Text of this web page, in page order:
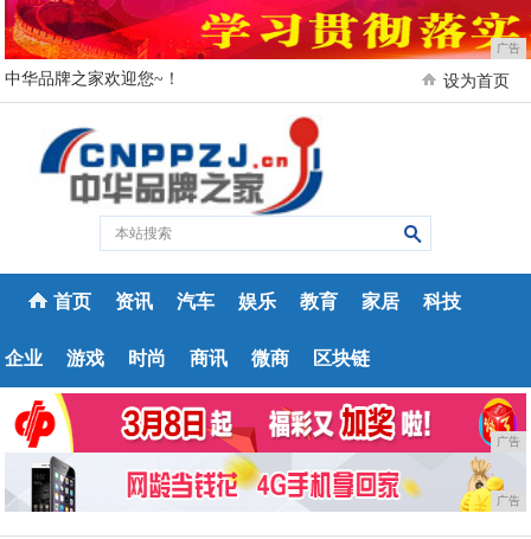
广告
中华品牌之家欢迎您~！ 设为首页
首页 资讯 汽车 娱乐 教育 家居 科技
企业 游戏 时尚 商讯 微商 区块链
广告
广告